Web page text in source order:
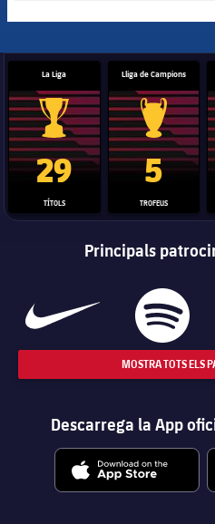
La Liga
Trofeu de la Liga
29
TÍTOLS
Lliga de Campions
Trofeu de
5
TROFEUS
Principals
MOSTRA TOTS ELS
Descarrega la App